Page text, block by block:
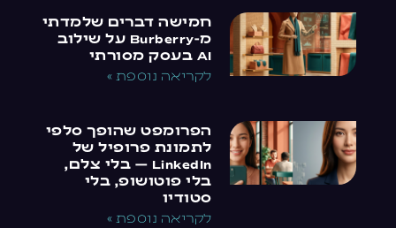
חמישה דברים שלמדתי
מ-Burberry על שילוב
AI בעסק מסורתי
לקריאה נוספת »
הפרומפט שהופך סלפי
לתמונת פרופיל של
LinkedIn — בלי צלם,
בלי פוטושופ, בלי
סטודיו
לקריאה נוספת »